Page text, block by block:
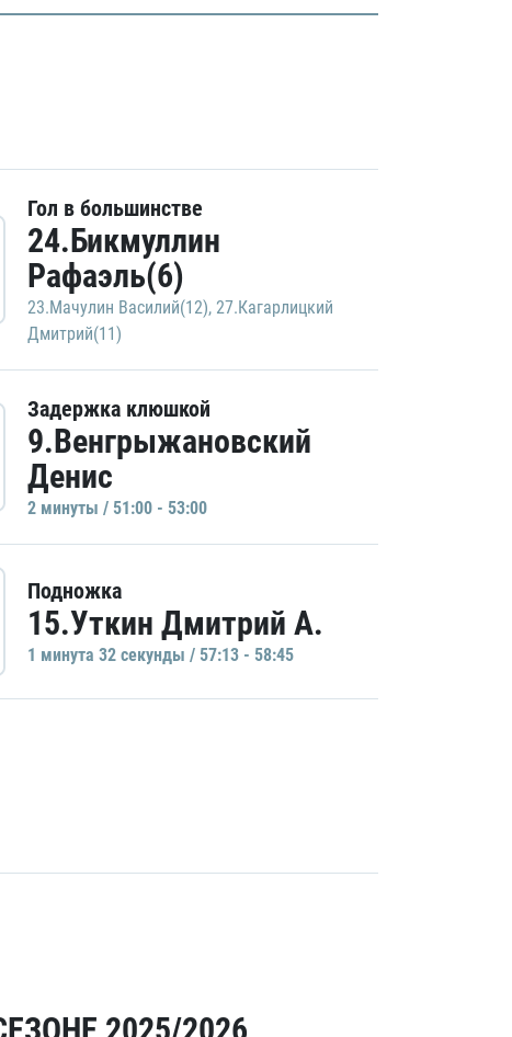
Гол в большинстве
24.Бикмуллин
Рафаэль(6)
23.Мачулин Василий(12), 27.Кагарлицкий
Дмитрий(11)
Задержка клюшкой
9.Венгрыжановский
Денис
2 минуты / 51:00 - 53:00
Подножка
15.Уткин Дмитрий А.
1 минутa 32 секунды / 57:13 - 58:45